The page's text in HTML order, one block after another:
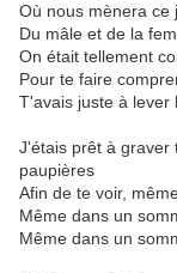
Où nous mènera ce
Du mâle et de la
On était tellement
Pour te faire
T'avais juste à lever
J'étais prêt à graver
paupières
Afin de te voir,
Même dans un
Même dans un